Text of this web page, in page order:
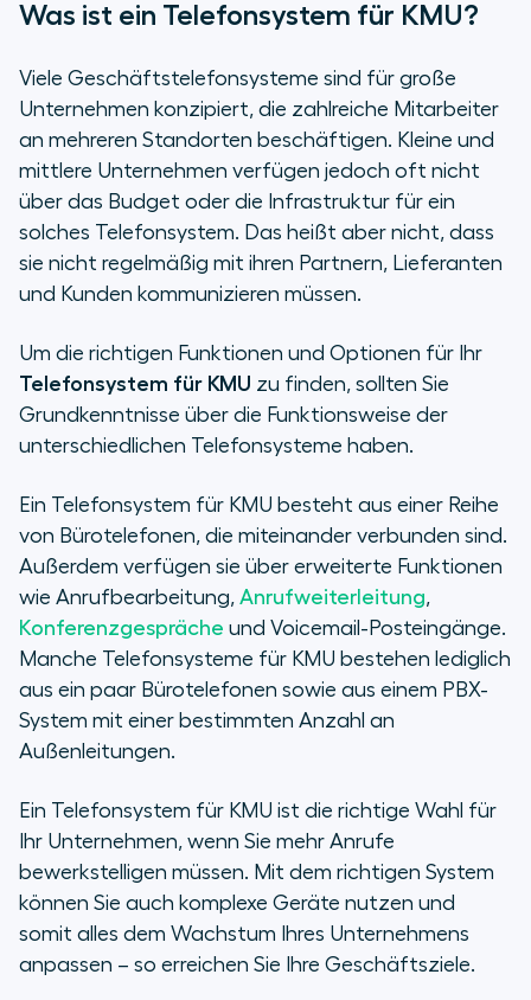
Was ist ein Telefonsystem für KMU?
Viele Geschäftstelefonsysteme sind für große
Unternehmen konzipiert, die zahlreiche Mitarbeiter
an mehreren Standorten beschäftigen. Kleine und
mittlere Unternehmen verfügen jedoch oft nicht
über das Budget oder die Infrastruktur für ein
solches Telefonsystem. Das heißt aber nicht, dass
sie nicht regelmäßig mit ihren Partnern, Lieferanten
und Kunden kommunizieren müssen.
Um die richtigen Funktionen und Optionen für Ihr
Telefonsystem für KMU zu finden, sollten Sie
Grundkenntnisse über die Funktionsweise der
unterschiedlichen Telefonsysteme haben.
Ein Telefonsystem für KMU besteht aus einer Reihe
von Bürotelefonen, die miteinander verbunden sind.
Außerdem verfügen sie über erweiterte Funktionen
wie Anrufbearbeitung, Anrufweiterleitung,
Konferenzgespräche und Voicemail-Posteingänge.
Manche Telefonsysteme für KMU bestehen lediglich
aus ein paar Bürotelefonen sowie aus einem PBX-
System mit einer bestimmten Anzahl an
Außenleitungen.
Ein Telefonsystem für KMU ist die richtige Wahl für
Ihr Unternehmen, wenn Sie mehr Anrufe
bewerkstelligen müssen. Mit dem richtigen System
können Sie auch komplexe Geräte nutzen und
somit alles dem Wachstum Ihres Unternehmens
anpassen – so erreichen Sie Ihre Geschäftsziele.